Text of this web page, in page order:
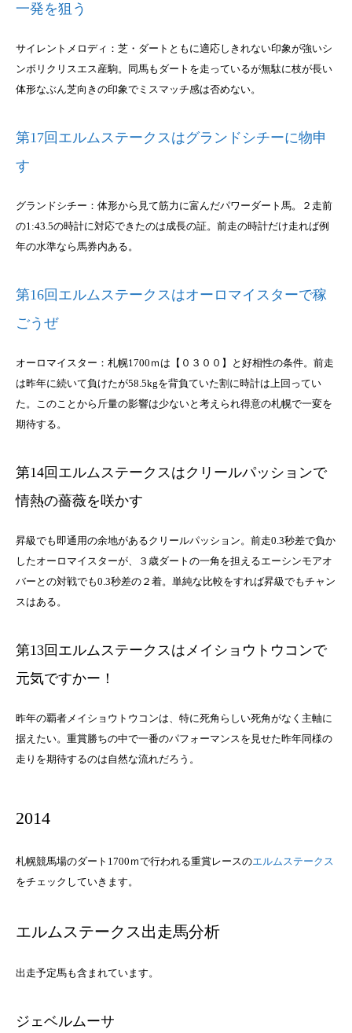
一発を狙う
サイレントメロディ：芝・ダートともに適応しきれない印象が強いシ
ンボリクリスエス産駒。同馬もダートを走っているが無駄に枝が長い
体形なぶん芝向きの印象でミスマッチ感は否めない。
第17回エルムステークスはグランドシチーに物申
す
グランドシチー：体形から見て筋力に富んだパワーダート馬。２走前
の1:43.5の時計に対応できたのは成長の証。前走の時計だけ走れば例
年の水準なら馬券内ある。
第16回エルムステークスはオーロマイスターで稼
ごうぜ
オーロマイスター：札幌1700ｍは【０３００】と好相性の条件。前走
は昨年に続いて負けたが58.5kgを背負ていた割に時計は上回ってい
た。このことから斤量の影響は少ないと考えられ得意の札幌で一変を
期待する。
第14回エルムステークスはクリールパッションで
情熱の薔薇を咲かす
昇級でも即通用の余地があるクリールパッション。前走0.3秒差で負か
したオーロマイスターが、３歳ダートの一角を担えるエーシンモアオ
バーとの対戦でも0.3秒差の２着。単純な比較をすれば昇級でもチャン
スはある。
第13回エルムステークスはメイショウトウコンで
元気ですかー！
昨年の覇者メイショウトウコンは、特に死角らしい死角がなく主軸に
据えたい。重賞勝ちの中で一番のパフォーマンスを見せた昨年同様の
走りを期待するのは自然な流れだろう。
2014
札幌競馬場のダート1700ｍで行われる重賞レースのエルムステークス
をチェックしていきます。
エルムステークス出走馬分析
出走予定馬も含まれています。
ジェベルムーサ